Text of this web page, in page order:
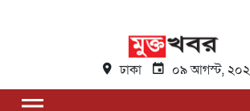
ঢাকা ০৯ আগস্ট,